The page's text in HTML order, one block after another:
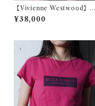
【Vivienne Westwood】ヴ
ィヴィアンウエストウッド オ
ーブロゴ タータンチェックレ
¥38,000